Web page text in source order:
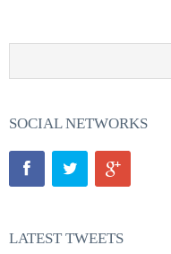
SOCIAL NETWORKS
LATEST TWEETS